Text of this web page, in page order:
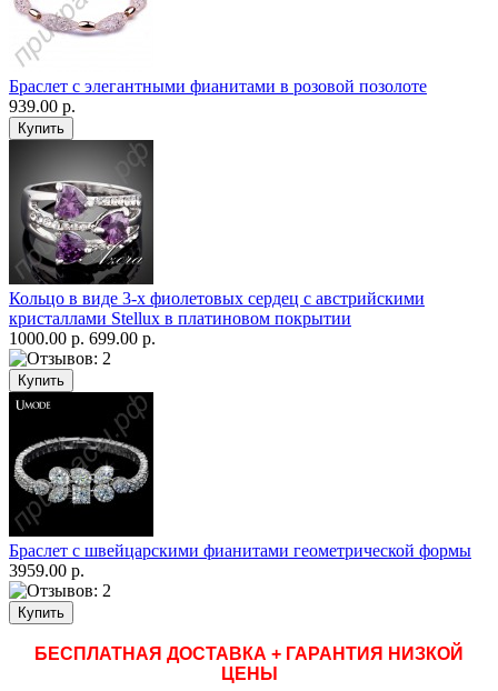
Браслет с элегантными фианитами в розовой позолоте
939.00 р.
Кольцо в виде 3-х фиолетовых сердец с австрийскими
кристаллами Stellux в платиновом покрытии
1000.00 р. 699.00 р.
Браслет с швейцарскими фианитами геометрической формы
3959.00 р.
БЕСПЛАТНАЯ ДОСТАВКА + ГАРАНТИЯ НИЗКОЙ
ЦЕНЫ